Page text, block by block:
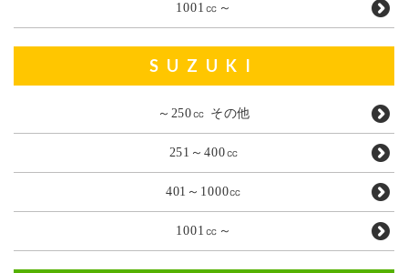
1001㏄～
SUZUKI
～250㏄ その他
251～400㏄
401～1000㏄
1001㏄～